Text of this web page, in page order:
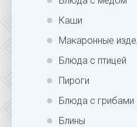
Каши
Макаронные
Блюда с птицей
Пироги
Блюда с грибами
Блины